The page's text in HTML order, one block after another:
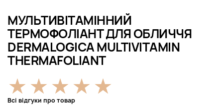
МУЛЬТИВІТАМІННИЙ
ТЕРМОФОЛІАНТ ДЛЯ ОБЛИЧЧЯ
DERMALOGICA MULTIVITAMIN
THERMAFOLIANT
Всі відгуки про товар